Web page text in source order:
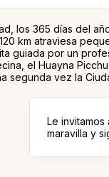
los 365 días del
km atraviesa
guiada por un
el Huayna
segunda vez la
Le
maravilla y